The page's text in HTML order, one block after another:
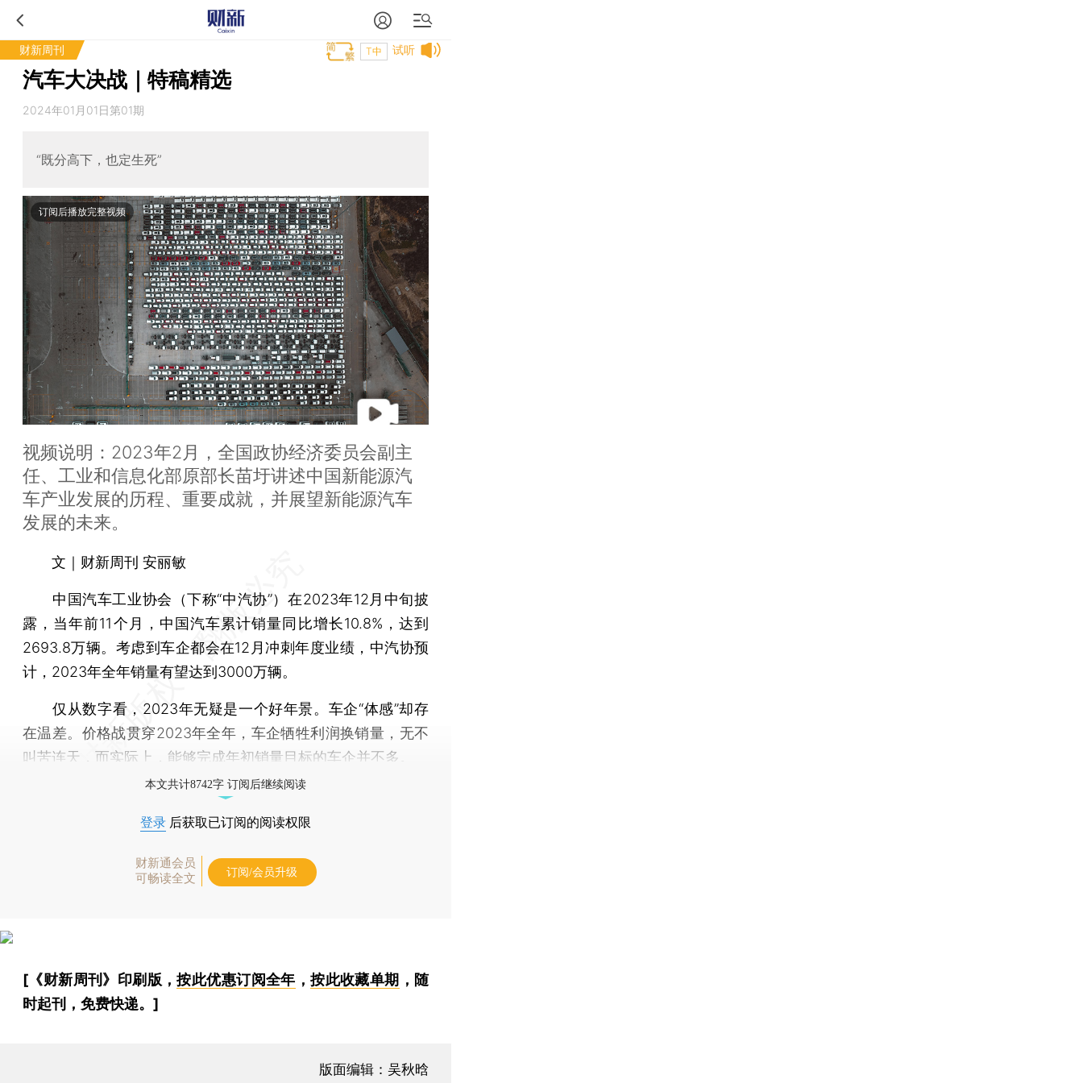
财新周刊 试听
T中
汽车大决战｜特稿精选
2024年01月01日第01期
“既分高下，也定生死”
订阅后播放完整视频
视频说明：2023年2月，全国政协经济委员会副主
任、工业和信息化部原部长苗圩讲述中国新能源汽
车产业发展的历程、重要成就，并展望新能源汽车
发展的未来。
文｜财新周刊 安丽敏
中国汽车工业协会（下称“中汽协”）在2023年12月中旬披
露，当年前11个月，中国汽车累计销量同比增长10.8%，达到
2693.8万辆。考虑到车企都会在12月冲刺年度业绩，中汽协预
计，2023年全年销量有望达到3000万辆。
仅从数字看，2023年无疑是一个好年景。车企“体感”却存
在温差。价格战贯穿2023年全年，车企牺牲利润换销量，无不
叫苦连天，而实际上，能够完成年初销量目标的车企并不多。
本文共计8742字 订阅后继续阅读
登录 后获取已订阅的阅读权限
财新通会员
可畅读全文
订阅/会员升级
[《财新周刊》印刷版，按此优惠订阅全年 ，按此收藏单期 ，随
时起刊，免费快递。]
版面编辑：吴秋晗